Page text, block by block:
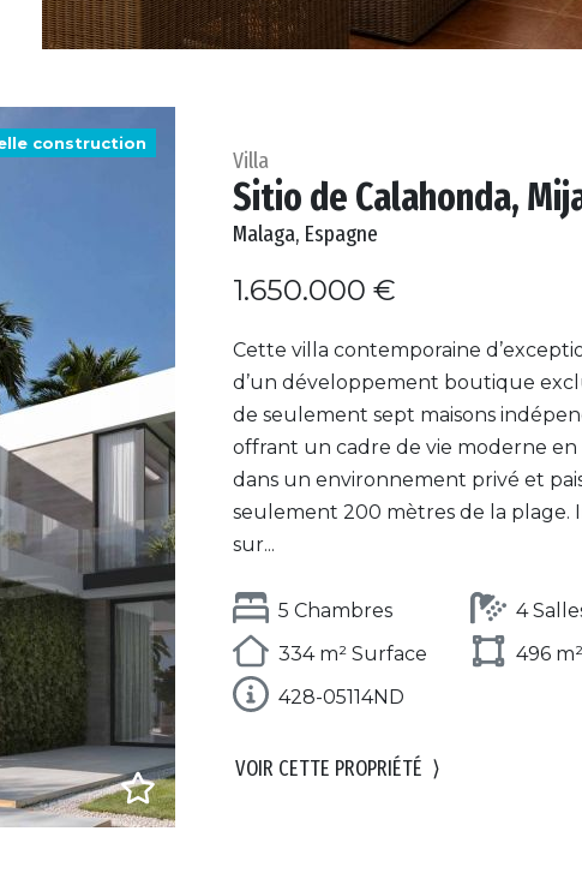
construction
Villa
Sitio de Calahonda,
Malaga, Espagne
1.650.000 €
Cette villa contemporaine
d’un développement boutique
de seulement sept maisons
offrant un cadre de vie moderne
dans un environnement privé et
seulement 200 mètres de la plage.
sur...
5 Chambres
4
334 m² Surface
496
428-05114ND
VOIR CETTE PROPRIÉTÉ ⟩